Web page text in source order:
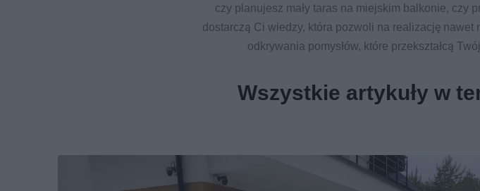
czy planujesz mały taras na miejskim balkonie, czy
dostarczą Ci wiedzy, która pozwoli na realizację
odkrywania pomysłów, które przekształcą
Wszystkie artykuły w